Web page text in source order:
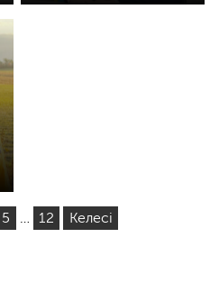
5 … 12 Келесі